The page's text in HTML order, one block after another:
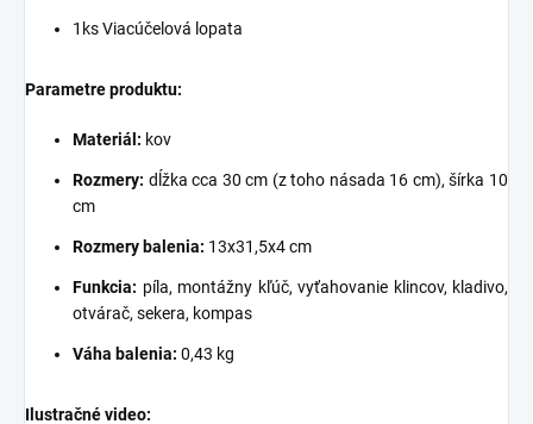
1ks Viacúčelová lopata
Parametre produktu:
Materiál: kov
Rozmery: dĺžka cca 30 cm (z toho násada 16 cm), šírka 10
cm
Rozmery balenia: 13x31,5x4 cm
Funkcia: píla, montážny kľúč, vyťahovanie klincov, kladivo,
otvárač, sekera, kompas
Váha balenia: 0,43 kg
Ilustračné video: